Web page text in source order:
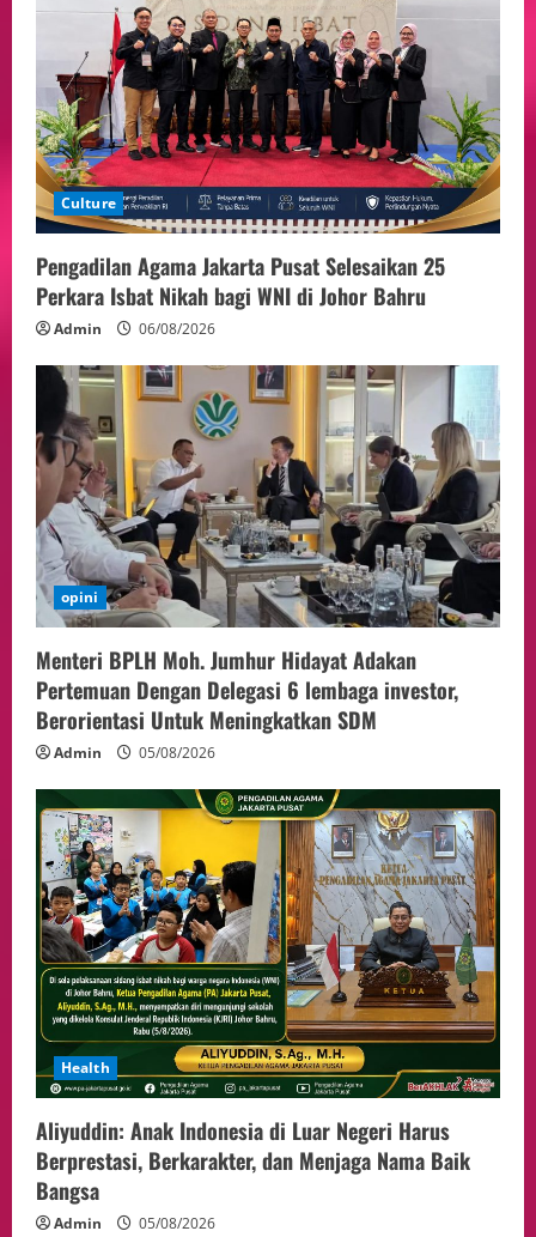
5
Politik
Presiden Prabowo dan PM Thailand
Sepakat Perkuat Stabilitas ketahan
ASEAN Melalui Penguatan Kerjasama
Kedua Negara.
04/08/2026
Culture
Pengadilan Agama Jakarta Pusat Selesaikan 25
Perkara Isbat Nikah bagi WNI di Johor Bahru
Admin 06/08/2026
opini
Menteri BPLH Moh. Jumhur Hidayat Adakan
Pertemuan Dengan Delegasi 6 lembaga investor,
Berorientasi Untuk Meningkatkan SDM
Admin 05/08/2026
Health
Aliyuddin: Anak Indonesia di Luar Negeri Harus
Berprestasi, Berkarakter, dan Menjaga Nama Baik
Bangsa
Admin 05/08/2026